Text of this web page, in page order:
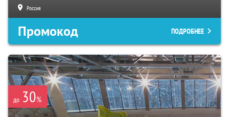
Россия
Промокод ПОДРОБНЕЕ
до 30%